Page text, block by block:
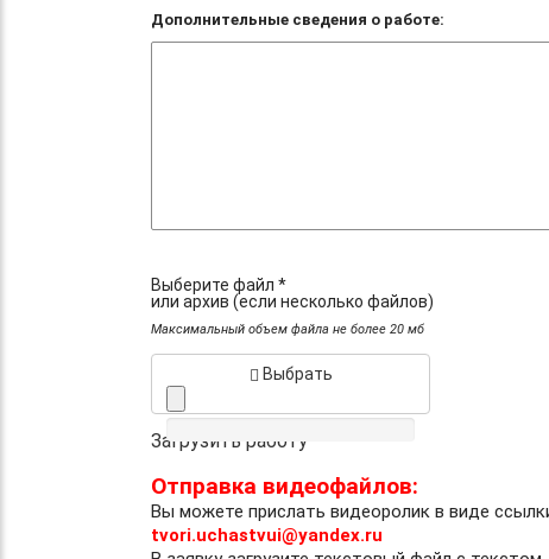
Дополнительные сведения о работе:
Выберите файл *
или архив (если несколько файлов)
Максимальный объем файла не более 20 мб
Выбрать
Загрузить работу
Отправка видеофайлов:
Вы можете прислать видеоролик в виде
tvori.uchastvui@yandex.ru